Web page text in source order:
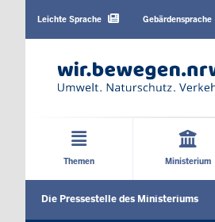
Sprachen
Leichte Sprache Gebärdensprache
Hauptmenü
Themen Ministerium
Die Pressestelle des Ministeriums